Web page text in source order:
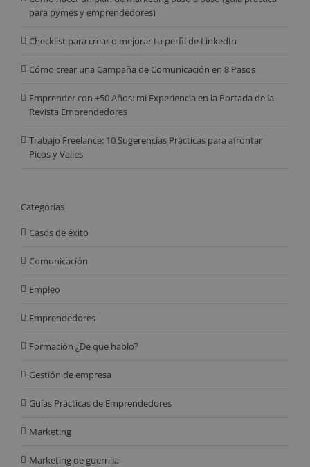
para pymes y emprendedores)
Checklist para crear o mejorar tu perfil de LinkedIn
Cómo crear una Campaña de Comunicación en 8 Pasos
Emprender con +50 Años: mi Experiencia en la Portada de la
Revista Emprendedores
Trabajo Freelance: 10 Sugerencias Prácticas para afrontar
Picos y Valles
Categorías
Casos de éxito
Comunicación
Empleo
Emprendedores
Formación ¿De que hablo?
Gestión de empresa
Guías Prácticas de Emprendedores
Marketing
Marketing de guerrilla